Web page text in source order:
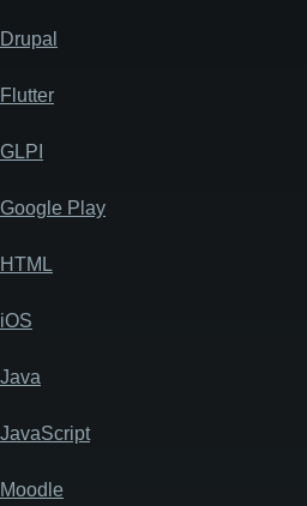
Drupal
Flutter
GLPI
Google Play
HTML
iOS
Java
JavaScript
Moodle